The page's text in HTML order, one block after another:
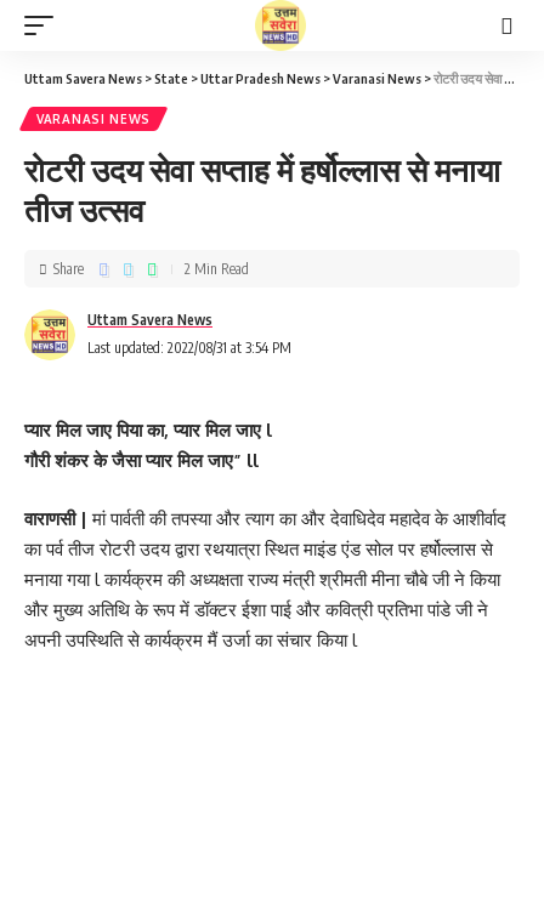
Uttam Savera News >State >Uttar Pradesh News >Varanasi News >रोटरी उदय सेवा सप्ताह में हर्षोल्लास से मनाया तीज उत्सव
VARANASI NEWS
रोटरी उदय सेवा सप्ताह में हर्षोल्लास से मनाया
तीज उत्सव
Last updated: 2022/08/31 at 3:54 PM
Uttam Savera News
Share 2 Min Read
प्यार मिल जाए पिया का, प्यार मिल जाए l
गौरी शंकर के जैसा प्यार मिल जाए” ll
वाराणसी | मां पार्वती की तपस्या और त्याग का और देवाधिदेव महादेव के आशीर्वाद
का पर्व तीज रोटरी उदय द्वारा रथयात्रा स्थित माइंड एंड सोल पर हर्षोल्लास से
मनाया गया l कार्यक्रम की अध्यक्षता राज्य मंत्री श्रीमती मीना चौबे जी ने किया
और मुख्य अतिथि के रूप में डॉक्टर ईशा पाई और कवित्री प्रतिभा पांडे जी ने
अपनी उपस्थिति से कार्यक्रम मैं उर्जा का संचार किया l